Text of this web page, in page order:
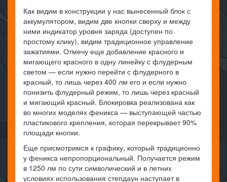
Как видим в конструкции у нас вынесенный блок с
аккумулятором, видим две кнопки сверху и между
ними индикатор уровня заряда (доступен по
простому клику), видим традиционное управление
зажатиями. Отмечу еще добавление красного и
мигающего красного в одну линейку с флудерным
светом — если нужно перейти с флудерного в
красный, то лишь через 400 лм его и если нужно
понизить флудерный режим, то лишь через красный
и мигающий красный. Блокировка реализована как
во многих моделях феникса — выступающей частью
пластикового крепления, которая перекрывает 90%
площади кнопки.
Еще присмотримся к графику, который традиционно
у феникса непропорциональный. Получается режим
в 1250 лм по сути символический и в летних
условиях использования степдаун наступает в